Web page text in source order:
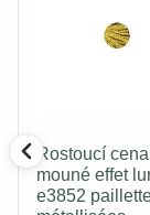
Rostoucí
mouné effet
e3852